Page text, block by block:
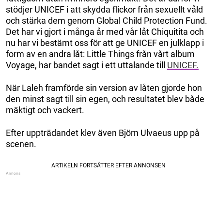
stödjer UNICEF i att skydda flickor från sexuellt våld
och stärka dem genom Global Child Protection Fund.
Det har vi gjort i många år med vår låt Chiquitita och
nu har vi bestämt oss för att ge UNICEF en julklapp i
form av en andra låt: Little Things från vårt album
Voyage, har bandet sagt i ett uttalande till UNICEF.
När Laleh framförde sin version av låten gjorde hon
den minst sagt till sin egen, och resultatet blev både
mäktigt och vackert.
Efter uppträdandet klev även Björn Ulvaeus upp på
scenen.